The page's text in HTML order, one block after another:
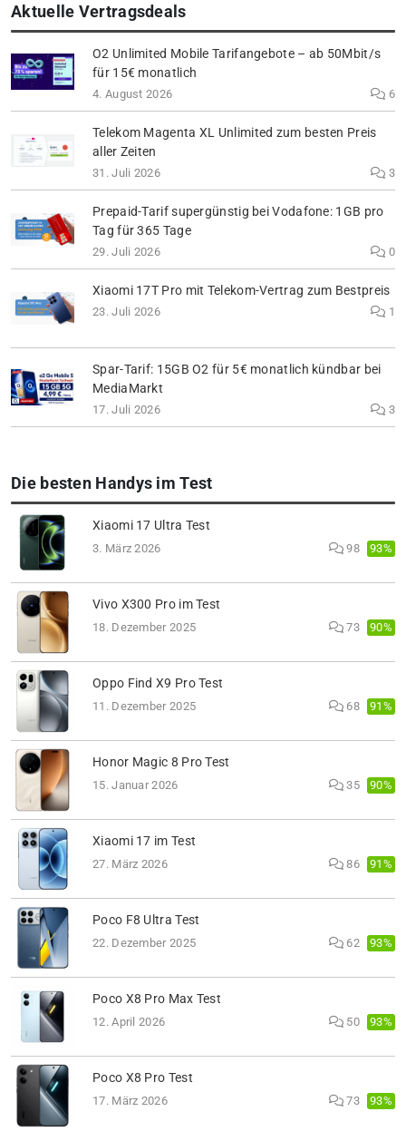
Aktuelle Vertragsdeals
O2 Unlimited Mobile Tarifangebote – ab 50Mbit/s
für 15€ monatlich
4. August 2026 6
Telekom Magenta XL Unlimited zum besten Preis
aller Zeiten
31. Juli 2026 3
Prepaid-Tarif supergünstig bei Vodafone: 1GB pro
Tag für 365 Tage
29. Juli 2026 0
Xiaomi 17T Pro mit Telekom-Vertrag zum Bestpreis
23. Juli 2026 1
Spar-Tarif: 15GB O2 für 5€ monatlich kündbar bei
MediaMarkt
17. Juli 2026 3
Die besten Handys im Test
Xiaomi 17 Ultra Test
3. März 2026 98 93%
Vivo X300 Pro im Test
18. Dezember 2025 73 90%
Oppo Find X9 Pro Test
11. Dezember 2025 68 91%
Honor Magic 8 Pro Test
15. Januar 2026 35 90%
Xiaomi 17 im Test
27. März 2026 86 91%
Poco F8 Ultra Test
22. Dezember 2025 62 93%
Poco X8 Pro Max Test
12. April 2026 50 93%
Poco X8 Pro Test
17. März 2026 73 93%